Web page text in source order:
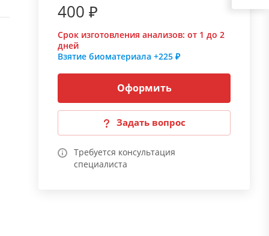
400 ₽
Срок изготовления анализов: от 1 до 2
дней
Взятие биоматериала +225 ₽
Оформить
Задать вопрос
Требуется консультация
специалиста